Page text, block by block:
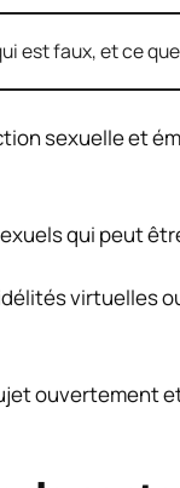
est faux, et ce
sexuelle et
qui peut
virtuelles
ouvertement